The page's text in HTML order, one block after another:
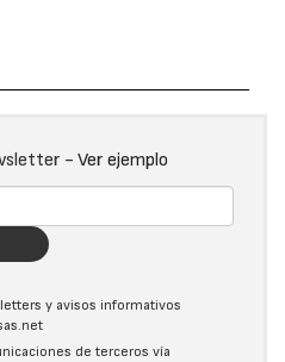
- Ver ejemplo
y avisos informativos
de terceros vía